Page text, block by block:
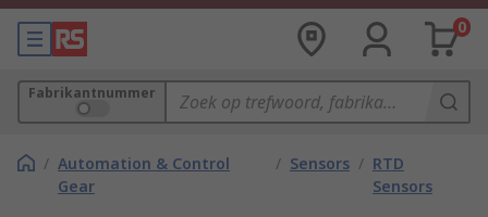
0
Fabrikantnummer
/ Automation & Control
Gear
/ Sensors / RTD
Sensors